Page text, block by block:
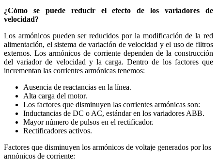
¿Cómo se puede reducir el efecto de los variadores de
velocidad?
Los armónicos pueden ser reducidos por la modificación de la red
alimentación, el sistema de variación de velocidad y el uso de filtros
externos. Los armónicos de corriente dependen de la construcción
del variador de velocidad y la carga. Dentro de los factores que
incrementan las corrientes armónicas tenemos:
Ausencia de reactancias en la línea.
Alta carga del motor.
Los factores que disminuyen las corrientes armónicas son:
Inductancias de DC o AC, estándar en los variadores ABB.
Mayor número de pulsos en el rectificador.
Rectificadores activos.
Factores que disminuyen los armónicos de voltaje generados por los
armónicos de corriente: